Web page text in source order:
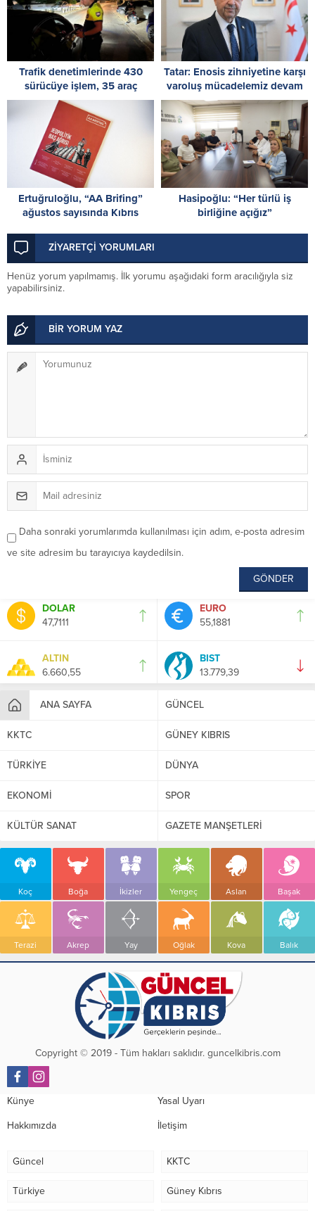
DOLAR
47,7111
EURO
55,1881
ALTIN
6.660,55
BIST
13.779,39
ANA SAYFA GÜNCEL
KKTC GÜNEY KIBRIS
TÜRKİYE DÜNYA
EKONOMİ SPOR
KÜLTÜR SANAT GAZETE MANŞETLERİ
Koç Boğa İkizler Yengeç Aslan Başak
Terazi Akrep Yay Oğlak Kova Balık
Trafik denetimlerinde 430
sürücüye işlem, 35 araç
trafikten men edildi
Tatar: Enosis zihniyetine karşı
varoluş mücadelemiz devam
ediyor
Ertuğruloğlu, “AA Brifing”
ağustos sayısında Kıbrıs
paylaştı
Hasipoğlu: “Her türlü iş
birliğine açığız”
ZİYARETÇİ YORUMLARI
Henüz yorum yapılmamış. İlk yorumu aşağıdaki form aracılığıyla siz
yapabilirsiniz.
BİR YORUM YAZ
Daha sonraki yorumlarımda kullanılması için adım, e-posta adresim
ve site adresim bu tarayıcıya kaydedilsin.
Copyright © 2019 - Tüm hakları saklıdır. guncelkibris.com
Künye Yasal Uyarı
Hakkımızda İletişim
Güncel KKTC
Türkiye Güney Kıbrıs